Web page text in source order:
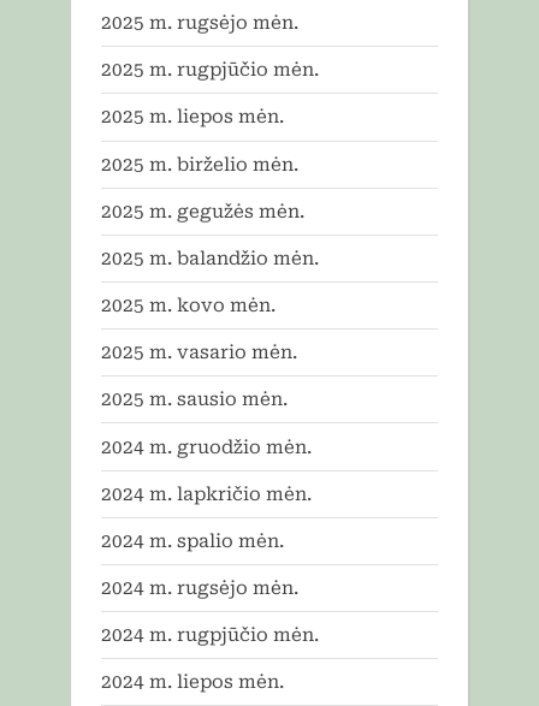
2025 m. rugsėjo mėn.
2025 m. rugpjūčio mėn.
2025 m. liepos mėn.
2025 m. birželio mėn.
2025 m. gegužės mėn.
2025 m. balandžio mėn.
2025 m. kovo mėn.
2025 m. vasario mėn.
2025 m. sausio mėn.
2024 m. gruodžio mėn.
2024 m. lapkričio mėn.
2024 m. spalio mėn.
2024 m. rugsėjo mėn.
2024 m. rugpjūčio mėn.
2024 m. liepos mėn.